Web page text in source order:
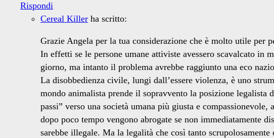
Rispondi
Cereal Killer ha scritto:
Grazie Angela per la tua considerazione che è molto utile per
In effetti se le persone umane attiviste avessero scavalcato in
giorno, ma intanto il problema avrebbe raggiunto una eco
La disobbedienza civile, lungi dall’essere violenza, è uno
mondo animalista prende il sopravvento la posizione legalista
passi” verso una società umana più giusta e
dopo poco tempo vengono abrogate se non immediatamente
sarebbe illegale. Ma la legalità che così tanto